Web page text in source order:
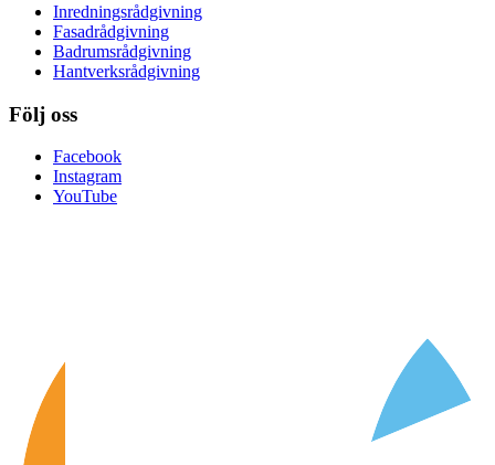
Inredningsrådgivning
Fasadrådgivning
Badrumsrådgivning
Hantverksrådgivning
Följ oss
Facebook
Instagram
YouTube